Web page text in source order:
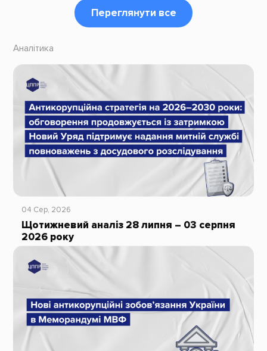
Переглянути все
Аналітика
04 Сер, 2026
Щотижневий аналіз 28 липня – 03 серпня
2026 року